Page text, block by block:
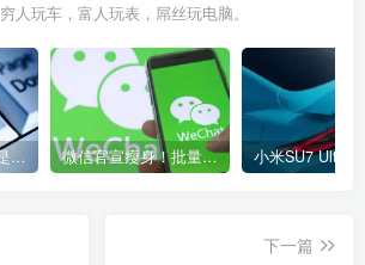
穷人玩车，富人玩表，屌丝玩电脑。
移动光猫超级密码是多少？移动光猫超级管理员后台账号与密码 微信官宣瘦身！批量清理原图新功能来了 安卓、iOS均可使用
下一篇